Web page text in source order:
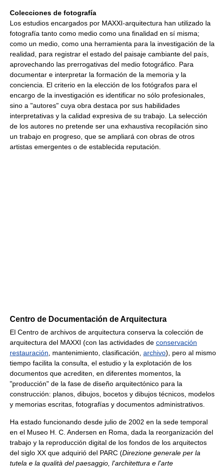
Colecciones de fotografía
Los estudios encargados por MAXXI-arquitectura han utilizado la
fotografía tanto como medio como una finalidad en sí misma;
como un medio, como una herramienta para la investigación de la
realidad, para registrar el estado del paisaje cambiante del país,
aprovechando las prerrogativas del medio fotográfico. Para
documentar e interpretar la formación de la memoria y la
conciencia. El criterio en la elección de los fotógrafos para el
encargo de la investigación es identificar no sólo profesionales,
sino a "autores" cuya obra destaca por sus habilidades
interpretativas y la calidad expresiva de su trabajo. La selección
de los autores no pretende ser una exhaustiva recopilación sino
un trabajo en progreso, que se ampliará con obras de otros
artistas emergentes o de establecida reputación.
Centro de Documentación de Arquitectura
El Centro de archivos de arquitectura conserva la colección de
arquitectura del MAXXI (con las actividades de conservación
restauración , mantenimiento, clasificación, archivo), pero al mismo
tiempo facilita la consulta, el estudio y la explotación de los
documentos que acrediten, en diferentes momentos, la
"producción" de la fase de diseño arquitectónico para la
construcción: planos, dibujos, bocetos y dibujos técnicos, modelos
y memorias escritas, fotografías y documentos administrativos.
Ha estado funcionando desde julio de 2002 en la sede temporal
en el Museo H. C. Andersen en Roma, dada la reorganización del
trabajo y la reproducción digital de los fondos de los arquitectos
del siglo XX que adquirió del PARC (Direzione generale per la
tutela e la qualità del paesaggio, l'architettura e l'arte